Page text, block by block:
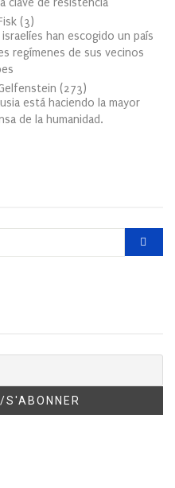
clave de resistencia
(3)
han escogido un país
regímenes de sus vecinos
(273)
está haciendo la mayor
de la humanidad.